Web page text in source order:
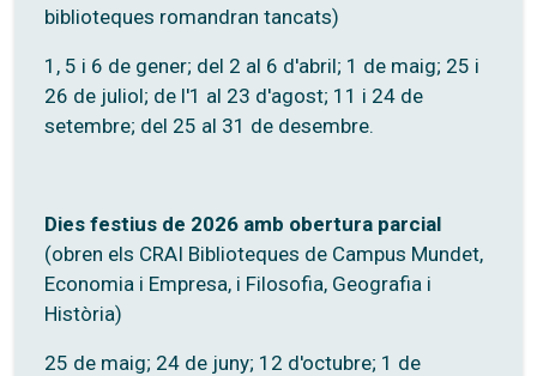
biblioteques romandran tancats)
1, 5 i 6 de gener; del 2 al 6 d'abril; 1 de maig; 25 i
26 de juliol; de l'1 al 23 d'agost; 11 i 24 de
setembre; del 25 al 31 de desembre.
Dies festius de 2026 amb obertura parcial
(obren els CRAI Biblioteques de Campus Mundet,
Economia i Empresa, i Filosofia, Geografia i
Història)
25 de maig; 24 de juny; 12 d'octubre; 1 de